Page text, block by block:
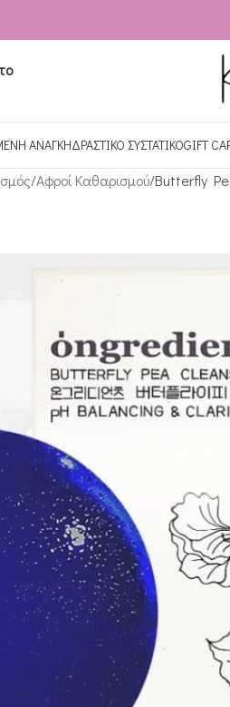
ΑΝΑΓΚΗΔΡΑΣΤΙΚΟ ΣΥΣΤΑΤΙΚΟGIFT
Αφροί Καθαρισμού Butterfly